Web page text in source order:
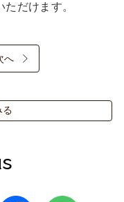
だけます。
へ
る